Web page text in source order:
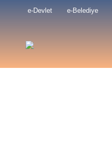
e-Devlet e-Belediye